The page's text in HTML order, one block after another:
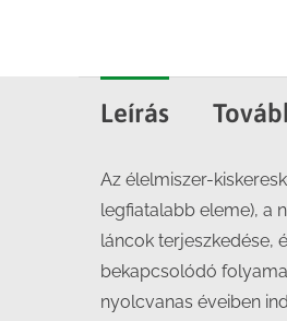
Leírás
Az élelmiszer-
legfiatalabb eleme), a
láncok terjeszkedése,
bekapcsolódó
nyolcvanas éveiben